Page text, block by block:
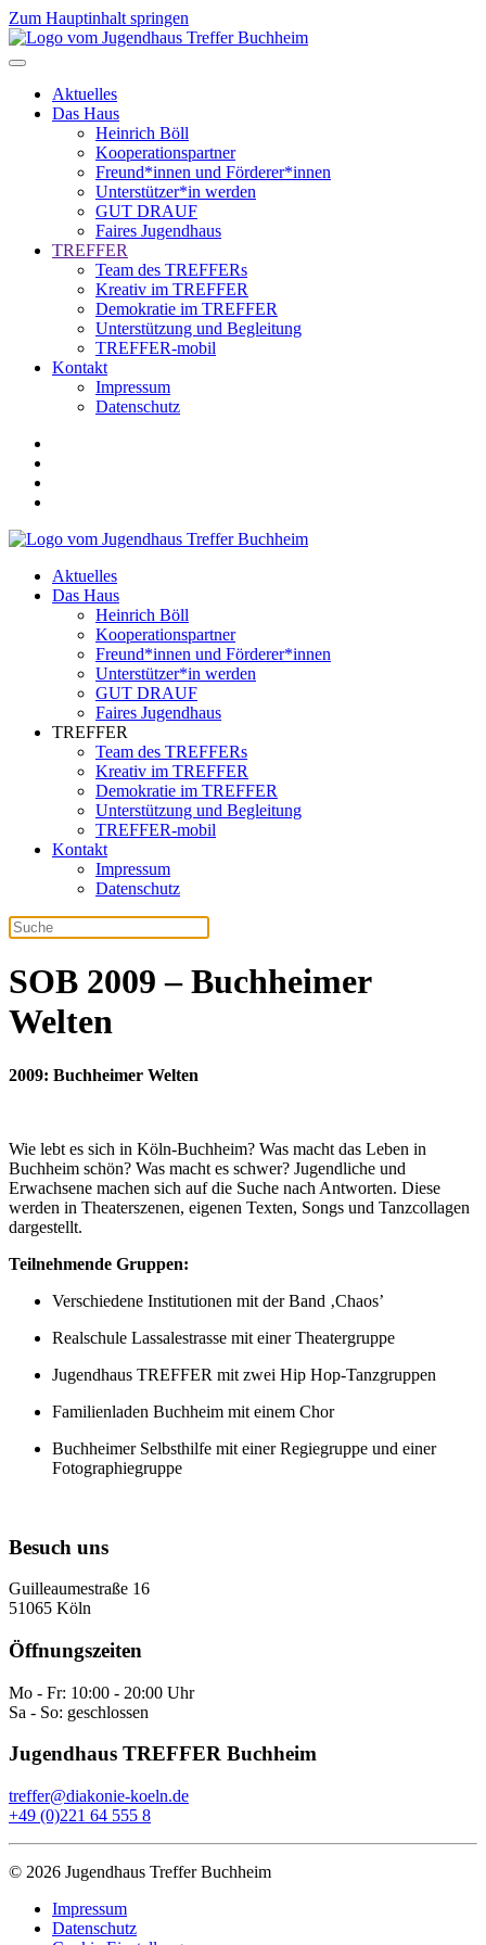
Zum Hauptinhalt springen
Aktuelles
Das Haus
Heinrich Böll
Kooperationspartner
Freund*innen und Förderer*innen
Unterstützer*in werden
GUT DRAUF
Faires Jugendhaus
TREFFER
Team des TREFFERs
Kreativ im TREFFER
Demokratie im TREFFER
Unterstützung und Begleitung
TREFFER-mobil
Kontakt
Impressum
Datenschutz
Aktuelles
Das Haus
Heinrich Böll
Kooperationspartner
Freund*innen und Förderer*innen
Unterstützer*in werden
GUT DRAUF
Faires Jugendhaus
TREFFER
Team des TREFFERs
Kreativ im TREFFER
Demokratie im TREFFER
Unterstützung und Begleitung
TREFFER-mobil
Kontakt
Impressum
Datenschutz
SOB 2009 – Buchheimer
Welten
2009: Buchheimer Welten
Wie lebt es sich in Köln-Buchheim? Was macht das Leben in
Buchheim schön? Was macht es schwer? Jugendliche und
Erwachsene machen sich auf die Suche nach Antworten. Diese
werden in Theaterszenen, eigenen Texten, Songs und Tanzcollagen
dargestellt.
Teilnehmende Gruppen:
Verschiedene Institutionen mit der Band ‚Chaos’
Realschule Lassalestrasse mit einer Theatergruppe
Jugendhaus TREFFER mit zwei Hip Hop-Tanzgruppen
Familienladen Buchheim mit einem Chor
Buchheimer Selbsthilfe mit einer Regiegruppe und einer
Fotographiegruppe
Besuch uns
Guilleaumestraße 16
51065 Köln
Öffnungszeiten
Mo - Fr: 10:00 - 20:00 Uhr
Sa - So: geschlossen
Jugendhaus TREFFER Buchheim
treffer@diakonie-koeln.de
+49 (0)221 64 555 8
© 2026 Jugendhaus Treffer Buchheim
Impressum
Datenschutz